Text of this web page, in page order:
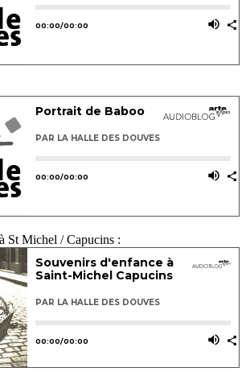
St Michel / Capucins :